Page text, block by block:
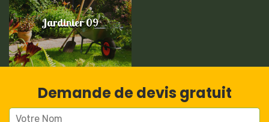
Jardinier 09
Demande de devis gratuit